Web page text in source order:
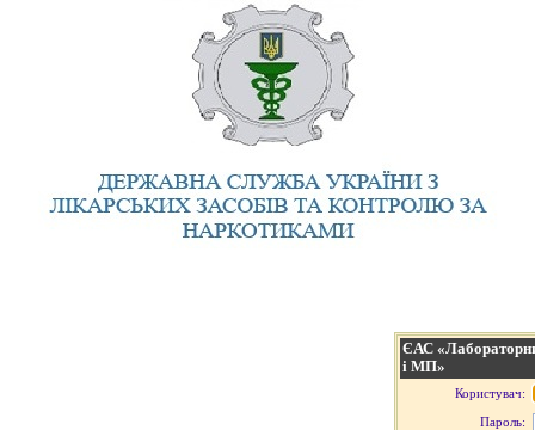
ЄАС
і МП»
Користувач:
Пароль: